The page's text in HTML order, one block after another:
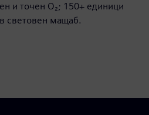
и точен O₂; 150+ единици
световен мащаб.